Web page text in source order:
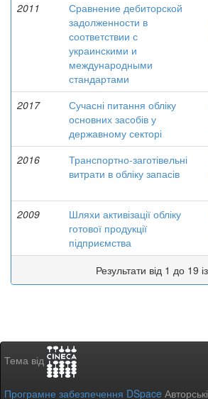
2011
Сравнение дебиторской
задолженности в
соответствии с
украинскими и
международными
стандартами
2017
Сучасні питання обліку
основних засобів у
державному секторі
2016
Транспортно-заготівельні
витрати в обліку запасів
2009
Шляхи активізації обліку
готової продукції
підприємства
Результати від 1 до 19
Тема від
Програмне забезпечення DSpace